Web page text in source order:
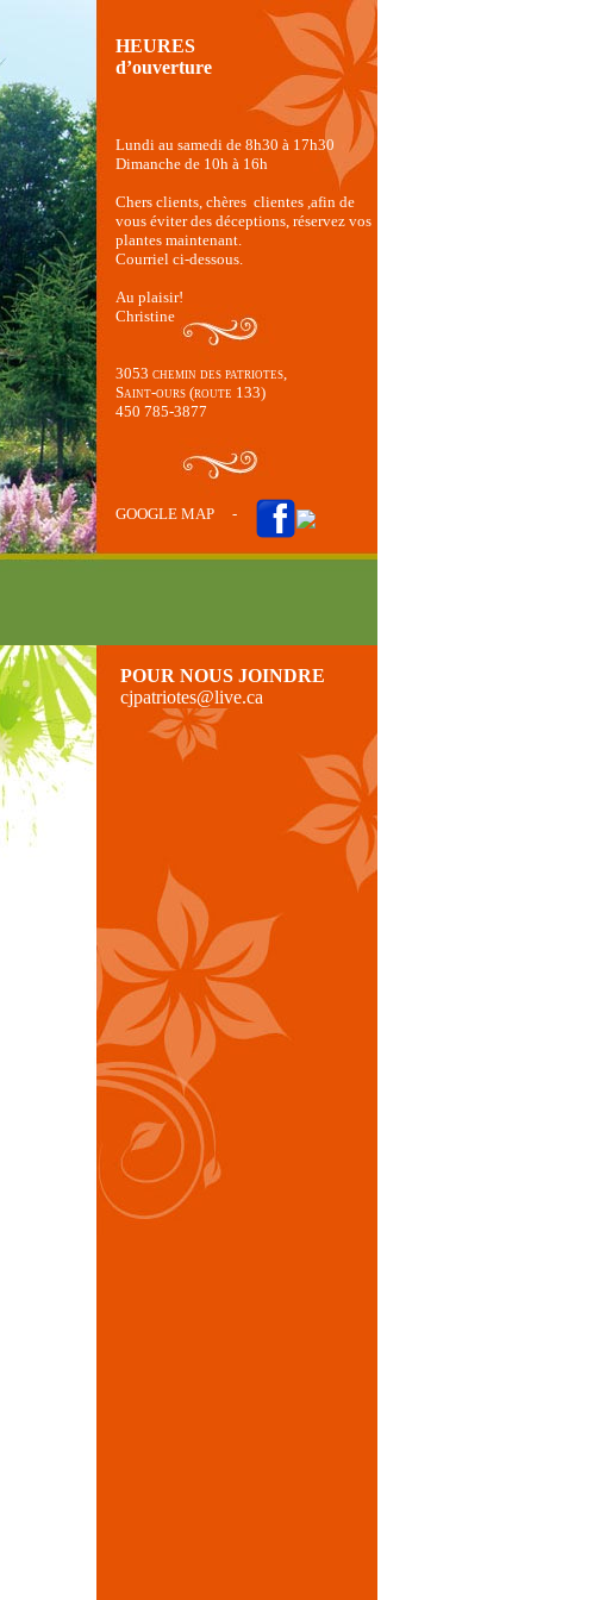
HEURES
d’ouverture
Lundi au samedi de 8h30 à 17h30
Dimanche de 10h à 16h
Chers clients, chères clientes ,afin de
vous éviter des déceptions, réservez vos
plantes maintenant.
Courriel ci-dessous.
Au plaisir!
Christine
3053 chemin des patriotes,
Saint-ours (route 133)
450 785-3877
GOOGLE MAP -
POUR NOUS JOINDRE
cjpatriotes@live.ca